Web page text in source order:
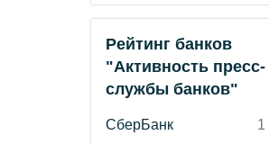
Рейтинг банков
"Активность пресс-
службы банков"
СберБанк 1